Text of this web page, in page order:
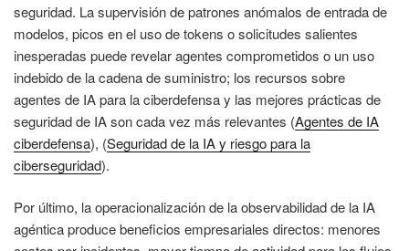
seguridad. La supervisión de patrones anómalos de entrada de
modelos, picos en el uso de tokens o solicitudes salientes
inesperadas puede revelar agentes comprometidos o un uso
indebido de la cadena de suministro; los recursos sobre
agentes de IA para la ciberdefensa y las mejores prácticas de
seguridad de IA son cada vez más relevantes (Agentes de IA
ciberdefensa), (Seguridad de la IA y riesgo para la
ciberseguridad).
Por último, la operacionalización de la observabilidad de la IA
agéntica produce beneficios empresariales directos: menores